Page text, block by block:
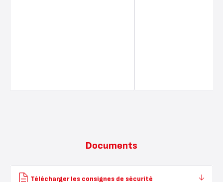
Documents
Télécharger les consignes de sécurité